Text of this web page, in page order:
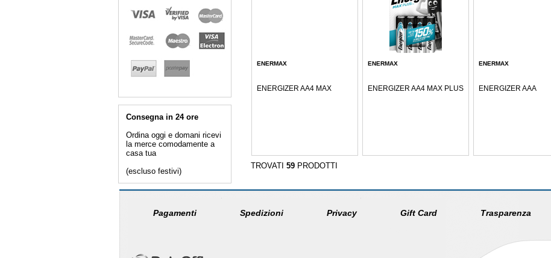
Consegna in 24 ore
Ordina oggi e domani ricevi
la merce comodamente a
casa tua
(escluso festivi)
ENERMAX
ENERGIZER AA4 MAX
ENERMAX
ENERGIZER AA4 MAX PLUS
ENERMAX
ENERGIZER AAA
TROVATI 59PRODOTTI
Pagamenti Spedizioni Privacy Gift Card Trasparenza